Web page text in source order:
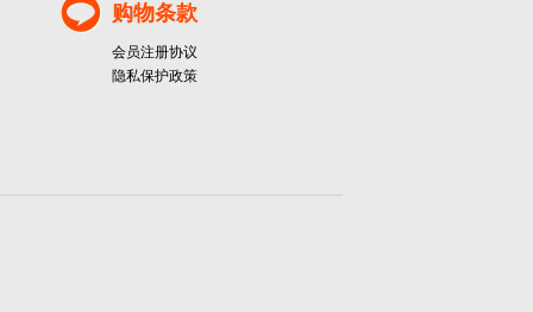
购物条款
会员注册协议
隐私保护政策